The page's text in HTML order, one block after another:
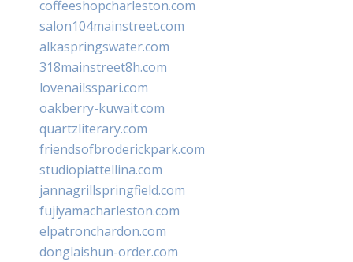
coffeeshopcharleston.com
salon104mainstreet.com
alkaspringswater.com
318mainstreet8h.com
lovenailsspari.com
oakberry-kuwait.com
quartzliterary.com
friendsofbroderickpark.com
studiopiattellina.com
jannagrillspringfield.com
fujiyamacharleston.com
elpatronchardon.com
donglaishun-order.com